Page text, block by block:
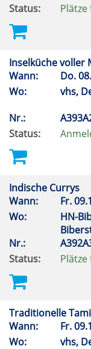
Status:
Plätze
Inselküche voller
Wann:
Do.
Wo:
vhs,
Nr.:
Status:
Indische Currys
Wann:
Fr.
Wo:
HN-
Nr.:
Status:
Plätze
Traditionelle
Wann:
Fr.
Wo:
vhs,